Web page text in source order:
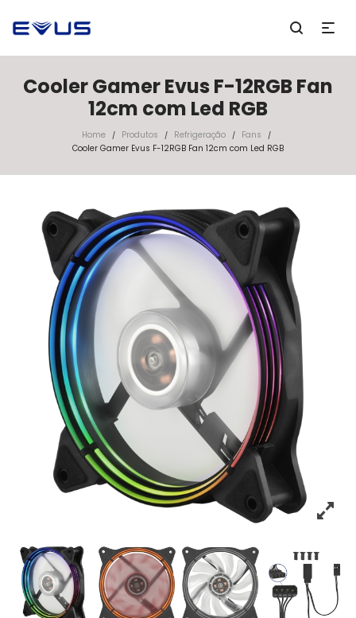
Cooler Gamer Evus F-12RGB Fan
12cm com Led RGB
Home / Produtos / Refrigeração / Fans /
Cooler Gamer Evus F-12RGB Fan 12cm com Led RGB